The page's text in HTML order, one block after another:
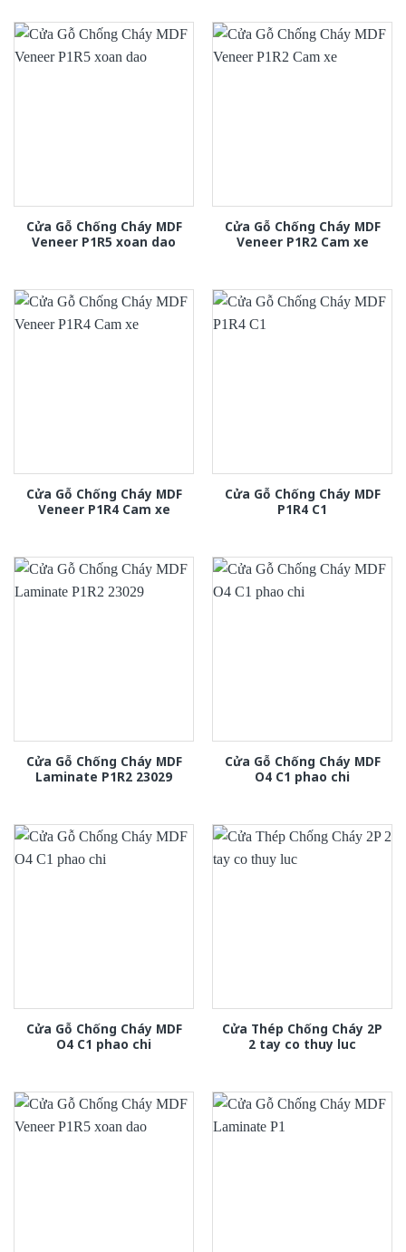
Cửa Gỗ Chống Cháy MDF
Veneer P1R5 xoan dao
Cửa Gỗ Chống Cháy MDF
Veneer P1R2 Cam xe
Cửa Gỗ Chống Cháy MDF
Veneer P1R4 Cam xe
Cửa Gỗ Chống Cháy MDF
P1R4 C1
Cửa Gỗ Chống Cháy MDF
Laminate P1R2 23029
Cửa Gỗ Chống Cháy MDF
O4 C1 phao chi
Cửa Gỗ Chống Cháy MDF
O4 C1 phao chi
Cửa Thép Chống Cháy 2P
2 tay co thuy luc